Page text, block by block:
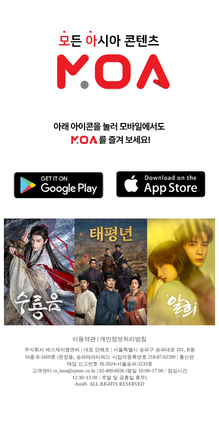
이용약관 개인정보처리방침
주식회사 에스제이엠엔씨 | 대표 안해조 | 서울특별시 송파구 송파대로 201, B동
16층 B-1609호 (문정동, 송파테라타워2) 사업자등록번호 218-87-02390 | 통신판
매업 신고번호 제-2024-서울송파-3233호
고객센터 cs_moa@sjmnc.co.kr | 02-400-6036 (평일 10:00~17:00 / 점심시간
12:30~13:30 / 주말 및 공휴일 휴무)
AsiaN. ALL RIGHTS RESERVED